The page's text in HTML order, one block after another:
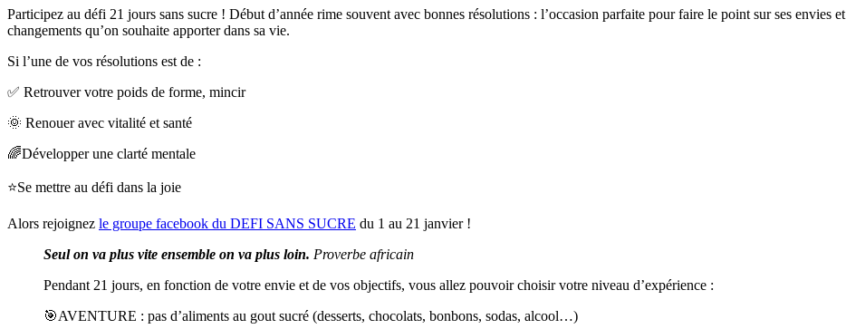
Participez au défi 21 jours sans sucre ! Début d’année rime souvent avec bonnes résolutions : l’occasion parfaite pour faire le point sur ses envies
changements qu’on souhaite apporter dans sa vie.
Si l’une de vos résolutions est de :
✅ Retrouver votre poids de forme, mincir
🌞 Renouer avec vitalité et santé
🌈Développer une clarté mentale
⭐Se mettre au défi dans la joie
Alors rejoignez le groupe facebook du DEFI SANS SUCRE du 1 au 21 janvier !
Seul on va plus vite ensemble on va plus loin. Proverbe africain
Pendant 21 jours, en fonction de votre envie et de vos objectifs, vous allez pouvoir choisir votre niveau d’expérience :
🎯AVENTURE : pas d’aliments au gout sucré (desserts, chocolats, bonbons, sodas, alcool…)